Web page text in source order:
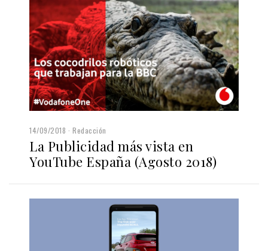
14/09/2018 Redacción
La Publicidad más vista en
YouTube España (Agosto 2018)